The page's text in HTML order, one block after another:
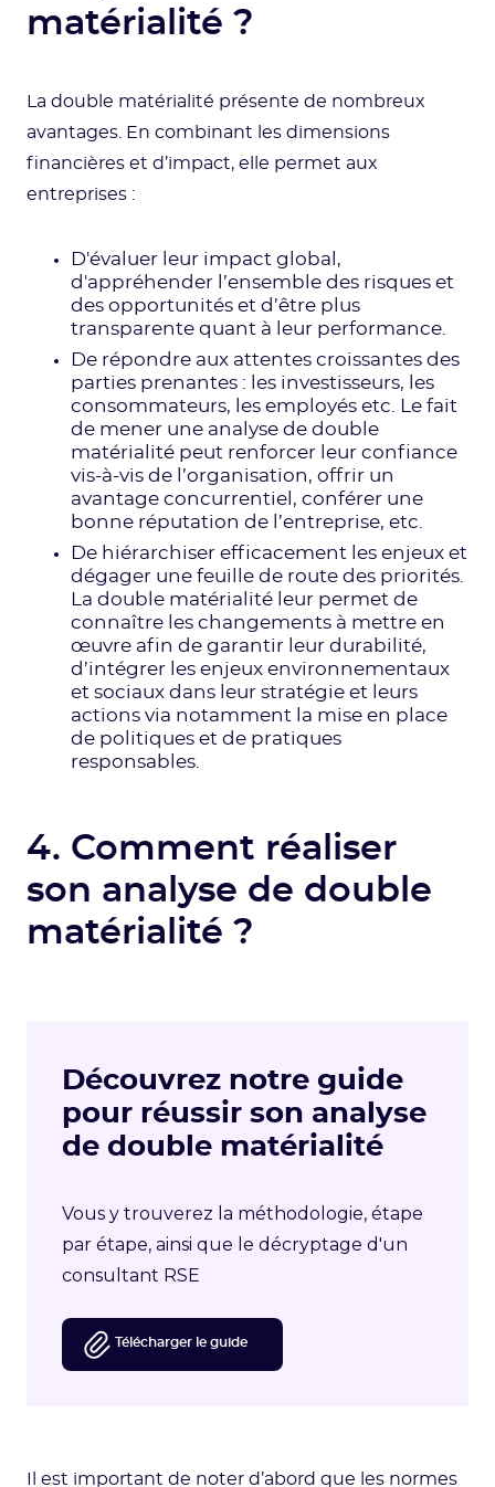
matérialité ?
La double matérialité présente de nombreux
avantages. En combinant les dimensions
financières et d’impact, elle permet aux
entreprises :
D'évaluer leur impact global,
d'appréhender l’ensemble des risques et
des opportunités et d’être plus
transparente quant à leur performance.
De répondre aux attentes croissantes des
parties prenantes : les investisseurs, les
consommateurs, les employés etc. Le fait
de mener une analyse de double
matérialité peut renforcer leur confiance
vis-à-vis de l’organisation, offrir un
avantage concurrentiel, conférer une
bonne réputation de l’entreprise, etc.
De hiérarchiser efficacement les enjeux et
dégager une feuille de route des priorités.
La double matérialité leur permet de
connaître les changements à mettre en
œuvre afin de garantir leur durabilité,
d’intégrer les enjeux environnementaux
et sociaux dans leur stratégie et leurs
actions via notamment la mise en place
de politiques et de pratiques
responsables.
4. Comment réaliser
son analyse de double
matérialité ?
Découvrez notre guide
pour réussir son analyse
de double matérialité
Vous y trouverez la méthodologie, étape
par étape, ainsi que le décryptage d'un
consultant RSE
Télécharger le guide
Il est important de noter d’abord que les normes